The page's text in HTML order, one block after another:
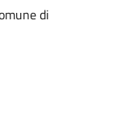
di